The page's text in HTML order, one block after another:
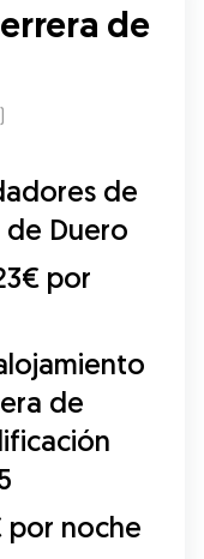
de
)
de
Duero
por
de
por noche